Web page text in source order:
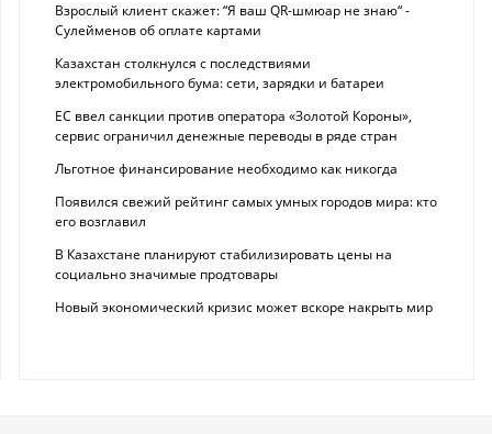
Взрослый клиент скажет: “Я ваш QR-шмюар не знаю“ -
Сулейменов об оплате картами
Казахстан столкнулся с последствиями
электромобильного бума: сети, зарядки и батареи
ЕС ввел санкции против оператора «Золотой Короны»,
сервис ограничил денежные переводы в ряде стран
Льготное финансирование необходимо как никогда
Появился свежий рейтинг самых умных городов мира: кто
его возглавил
В Казахстане планируют стабилизировать цены на
социально значимые продтовары
Новый экономический кризис может вскоре накрыть мир